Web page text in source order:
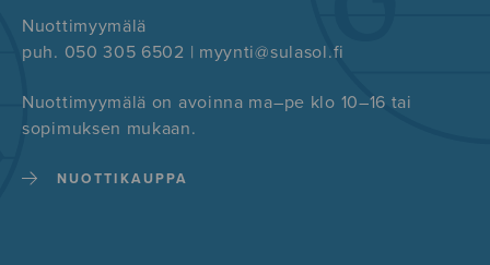
Nuottimyymälä
puh. 050 305 6502 | myynti@sulasol.fi
Nuottimyymälä on avoinna ma–pe klo 10–16 tai
sopimuksen mukaan.
NUOTTIKAUPPA